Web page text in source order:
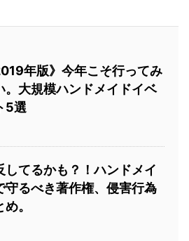
年版》今年こそ行ってみ
。大規模ハンドメイドイベ
5選
してるかも？！ハンドメイ
守るべき著作権、侵害行為
め。